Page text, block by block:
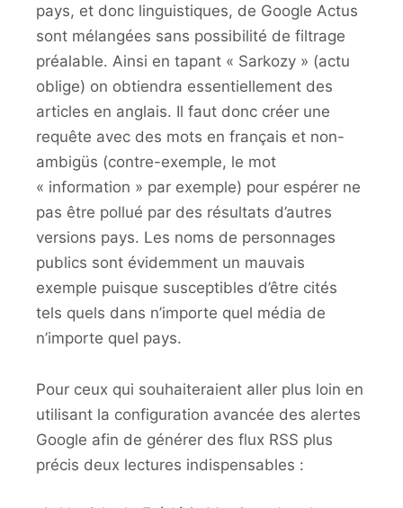
pays, et donc linguistiques, de Google Actus
sont mélangées sans possibilité de filtrage
préalable. Ainsi en tapant « Sarkozy » (actu
oblige) on obtiendra essentiellement des
articles en anglais. Il faut donc créer une
requête avec des mots en français et non-
ambigüs (contre-exemple, le mot
« information » par exemple) pour espérer ne
pas être pollué par des résultats d’autres
versions pays. Les noms de personnages
publics sont évidemment un mauvais
exemple puisque susceptibles d’être cités
tels quels dans n’importe quel média de
n’importe quel pays.
Pour ceux qui souhaiteraient aller plus loin en
utilisant la configuration avancée des alertes
Google afin de générer des flux RSS plus
précis deux lectures indispensables :